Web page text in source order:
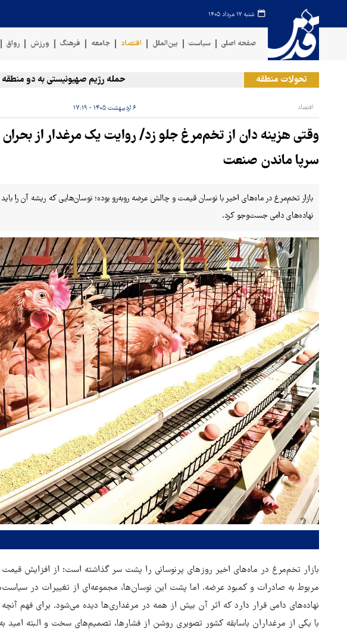
شنبه ۱۷ مرداد ۱۴۰۵
صفحه اصلی سیاست بین‌الملل اقتصاد جامعه فرهنگ ورزش رواق
تحولات منطقه حمله رژیم صهیونیستی به دو منطقه در
اقتصاد ۶ اردیبهشت ۱۴۰۵ - ۱۷:۱۹
وقتی هزینه دان از تخم‌مرغ جلو زد/ روایت یک مرغدار از
سرپا ماندن صنعت
بازار تخم‌مرغ در ماه‌های اخیر با نوسان قیمت و چالش عرضه روبه‌رو بوده؛ نوسان‌هایی که ریشه آن را
نهاده‌های دامی جست‌وجو کرد.
بازار تخم‌مرغ در ماه‌های اخیر روزهای پرنوسانی را پشت سر گذاشته است؛ از افزایش
مربوط به صادرات و کمبود عرضه. اما پشت این نوسان‌ها، مجموعه‌ای از تغییرات در
نهاده‌های دامی قرار دارد که اثر آن بیش از همه در مرغداری‌ها دیده می‌شود. برای فهم
با یکی از مرغداران باسابقه کشور تصویری روشن از فشارها، تصمیم‌های سخت و البته امید